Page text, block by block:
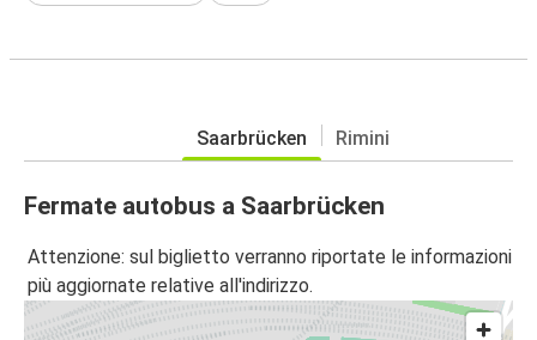
Saarbrücken Rimini
Fermate autobus a Saarbrücken
Attenzione: sul biglietto verranno riportate le informazioni
più aggiornate relative all'indirizzo.